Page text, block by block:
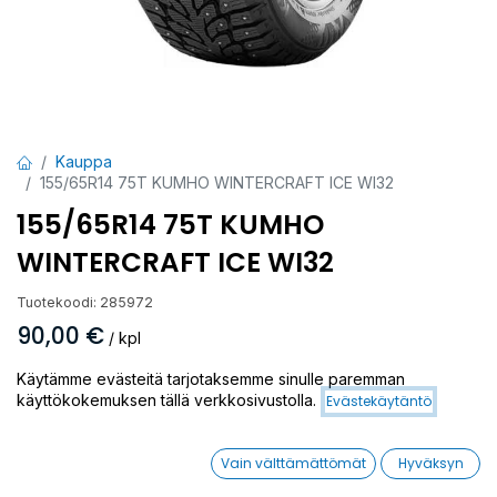
Kauppa
155/65R14 75T KUMHO WINTERCRAFT ICE WI32
155/65R14 75T KUMHO
WINTERCRAFT ICE WI32
Tuotekoodi: 285972
90,00 € / kpl
Toimittajilla (ulkomaa):Saatavilla
Käytämme evästeitä tarjotaksemme sinulle paremman
käyttökokemuksen tällä verkkosivustolla. Evästekäytäntö
Vain välttämättömät Hyväksyn